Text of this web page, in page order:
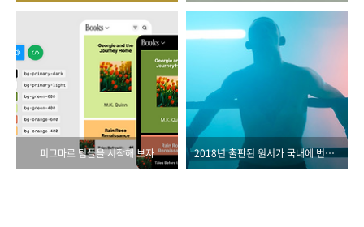
피그마로 팀플을 시작해 보자 2018년 출판된 원서가 국내에 번역되기까지